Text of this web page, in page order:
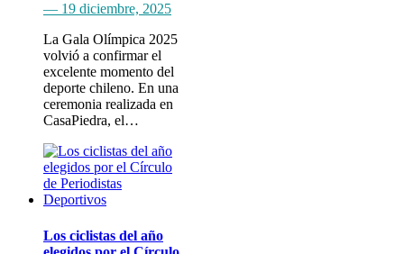
— 19 diciembre, 2025
La Gala Olímpica 2025
volvió a confirmar el
excelente momento del
deporte chileno. En una
ceremonia realizada en
CasaPiedra, el…
Los ciclistas del año